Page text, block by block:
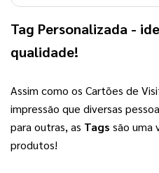
Tag Personalizada -
qualidade!
Assim como os Cartões de
impressão que diversas
para outras, as Tags são uma
produtos!